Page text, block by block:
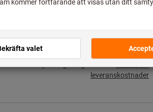
1 978,22 SEK
Pris per 1 st.
leveranskostnader